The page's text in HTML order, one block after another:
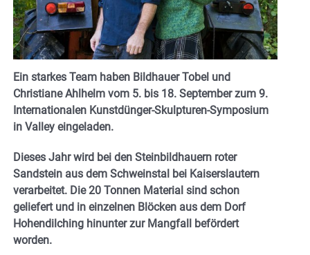
Ein starkes Team haben Bildhauer Tobel und
Christiane Ahlhelm vom 5. bis 18. September zum 9.
Internationalen Kunstdünger-Skulpturen-Symposium
in Valley eingeladen.
Dieses Jahr wird bei den Steinbildhauern roter
Sandstein aus dem Schweinstal bei Kaiserslautern
verarbeitet. Die 20 Tonnen Material sind schon
geliefert und in einzelnen Blöcken aus dem Dorf
Hohendilching hinunter zur Mangfall befördert
worden.